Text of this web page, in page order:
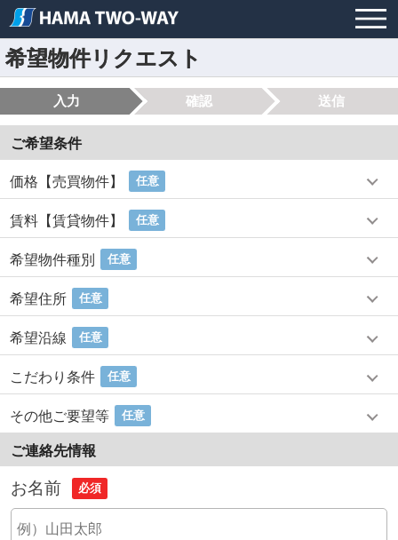
希望物件リクエスト
入力 確認 送信
ご希望条件
価格【売買物件】 任意
賃料【賃貸物件】 任意
希望物件種別 任意
希望住所 任意
希望沿線 任意
こだわり条件 任意
その他ご要望等 任意
ご連絡先情報
お名前 必須